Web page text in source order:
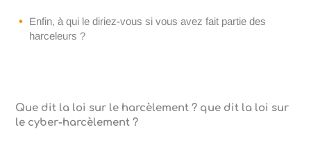
Enfin, à qui le diriez-vous si vous avez fait partie des
harceleurs ?
Que dit la loi sur le harcèlement ? que dit la loi sur
le cyber-harcèlement ?